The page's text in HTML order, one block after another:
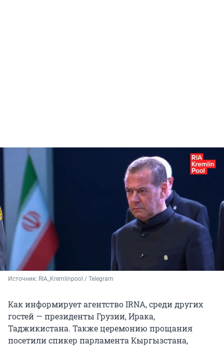
Источник: RIA_Kremlinpool / Telegram
Как информирует агентство IRNA, среди других
гостей — президенты Грузии, Ирака,
Таджикистана. Также церемонию прощания
посетили спикер парламента Кыргызстана,